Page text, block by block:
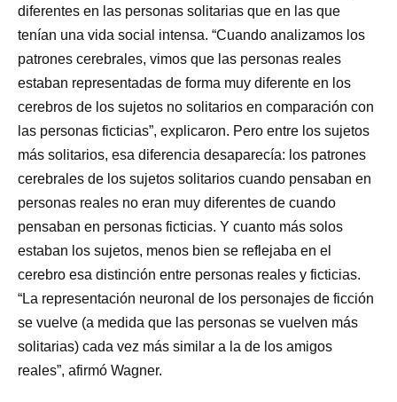
diferentes en las personas solitarias que en las que
tenían una vida social intensa. “Cuando analizamos los
patrones cerebrales, vimos que las personas reales
estaban representadas de forma muy diferente en los
cerebros de los sujetos no solitarios en comparación con
las personas ficticias”, explicaron. Pero entre los sujetos
más solitarios, esa diferencia desaparecía: los patrones
cerebrales de los sujetos solitarios cuando pensaban en
personas reales no eran muy diferentes de cuando
pensaban en personas ficticias. Y cuanto más solos
estaban los sujetos, menos bien se reflejaba en el
cerebro esa distinción entre personas reales y ficticias.
“La representación neuronal de los personajes de ficción
se vuelve (a medida que las personas se vuelven más
solitarias) cada vez más similar a la de los amigos
reales”, afirmó Wagner.